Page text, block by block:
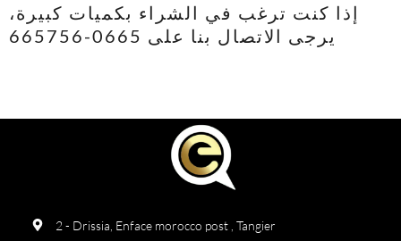
إذا كنت ترغب في الشراء بكميات كبيرة،
يرجى الاتصال بنا على 0665-665756
2 - Drissia, Enface morocco post , Tangier